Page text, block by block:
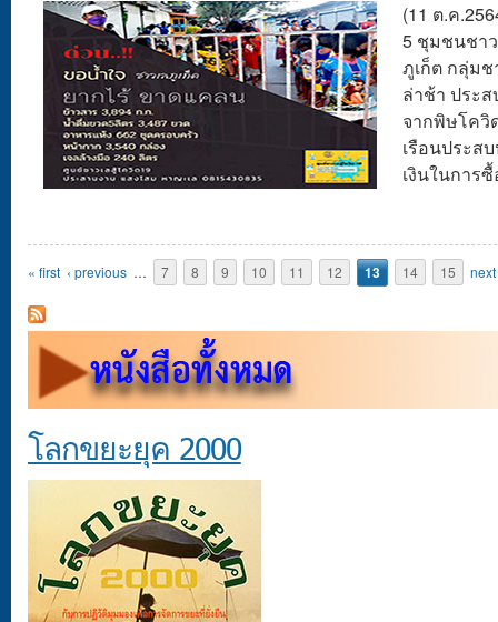
(11 ต.ค
5 ชุมชนชาว
ภูเก็ต กลุ่ม
ล่าช้า ประ
จากพิษโควิ
เรือนประส
เงินในการ
Pages
« first ‹ previous … 7 8 9 10 11 12 13 14 15 next
โลกขยะยุค 2000